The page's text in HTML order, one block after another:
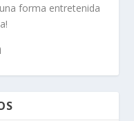
forma entretenida